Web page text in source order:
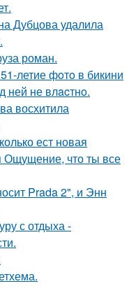
Дубцова удалила
роман.
летие фoтo в бикини
ней не влacтнo.
восхитила
ест новая
что ты все
Prada 2", и Энн
с отдыха -